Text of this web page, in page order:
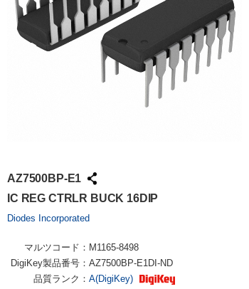
AZ7500BP-E1
IC REG CTRLR BUCK 16DIP
Diodes Incorporated
マルツコード： M1165-8498
DigiKey製品番号： AZ7500BP-E1DI-ND
品質ランク： A(DigiKey)